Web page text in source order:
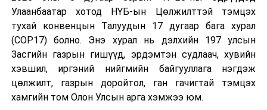
Стратегийн 16 ордод:
Улаанбаатар хотод НҮБ-ын Цөлжилттэй тэмцэх
тухай конвенцын Талуудын 17 дугаар бага хурал
(COP17) болно. Энэ хурал нь дэлхийн 197 улсын
Засгийн газрын гишүүд, эрдэмтэн судлаач, хувийн
хэвшил, иргэний нийгмийн байгууллага нэгдэж
цөлжилт, газрын доройтол, ган гачигтай тэмцэх
хамгийн том Олон Улсын арга хэмжээ юм.